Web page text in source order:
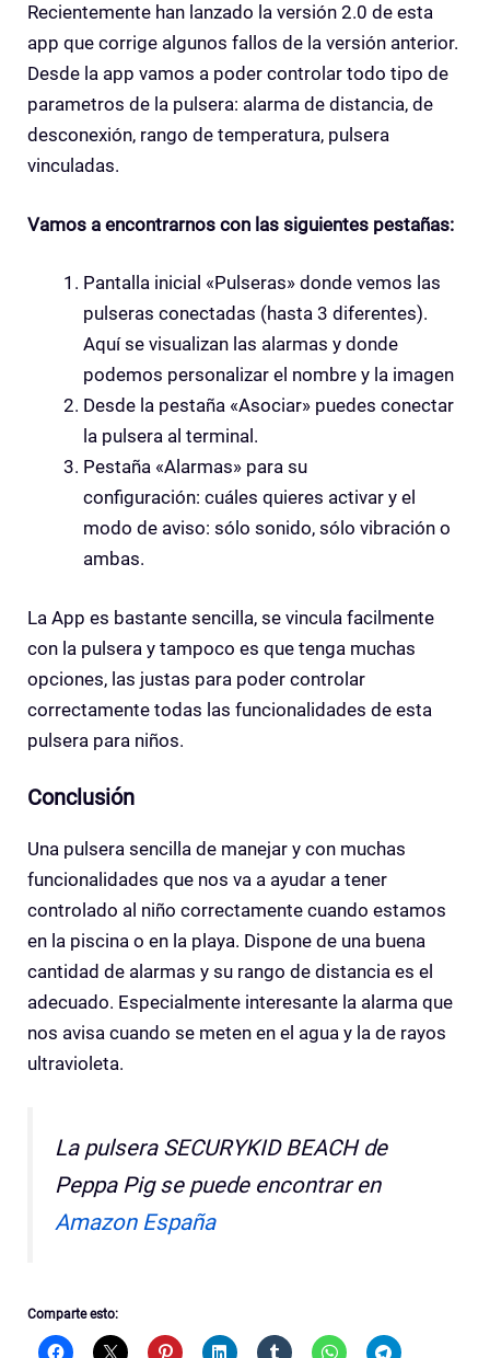
Recientemente han lanzado la versión 2.0 de esta
app que corrige algunos fallos de la versión anterior.
Desde la app vamos a poder controlar todo tipo de
parametros de la pulsera: alarma de distancia, de
desconexión, rango de temperatura, pulsera
vinculadas.
Vamos a encontrarnos con las siguientes pestañas:
Pantalla inicial «Pulseras» donde vemos las
pulseras conectadas (hasta 3 diferentes).
Aquí se visualizan las alarmas y donde
podemos personalizar el nombre y la imagen
Desde la pestaña «Asociar» puedes conectar
la pulsera al terminal.
Pestaña «Alarmas» para su
configuración: cuáles quieres activar y el
modo de aviso: sólo sonido, sólo vibración o
ambas.
La App es bastante sencilla, se vincula facilmente
con la pulsera y tampoco es que tenga muchas
opciones, las justas para poder controlar
correctamente todas las funcionalidades de esta
pulsera para niños.
Conclusión
Una pulsera sencilla de manejar y con muchas
funcionalidades que nos va a ayudar a tener
controlado al niño correctamente cuando estamos
en la piscina o en la playa. Dispone de una buena
cantidad de alarmas y su rango de distancia es el
adecuado. Especialmente interesante la alarma que
nos avisa cuando se meten en el agua y la de rayos
ultravioleta.
La pulsera SECURYKID BEACH de
Peppa Pig se puede encontrar en
Amazon España
Comparte esto: